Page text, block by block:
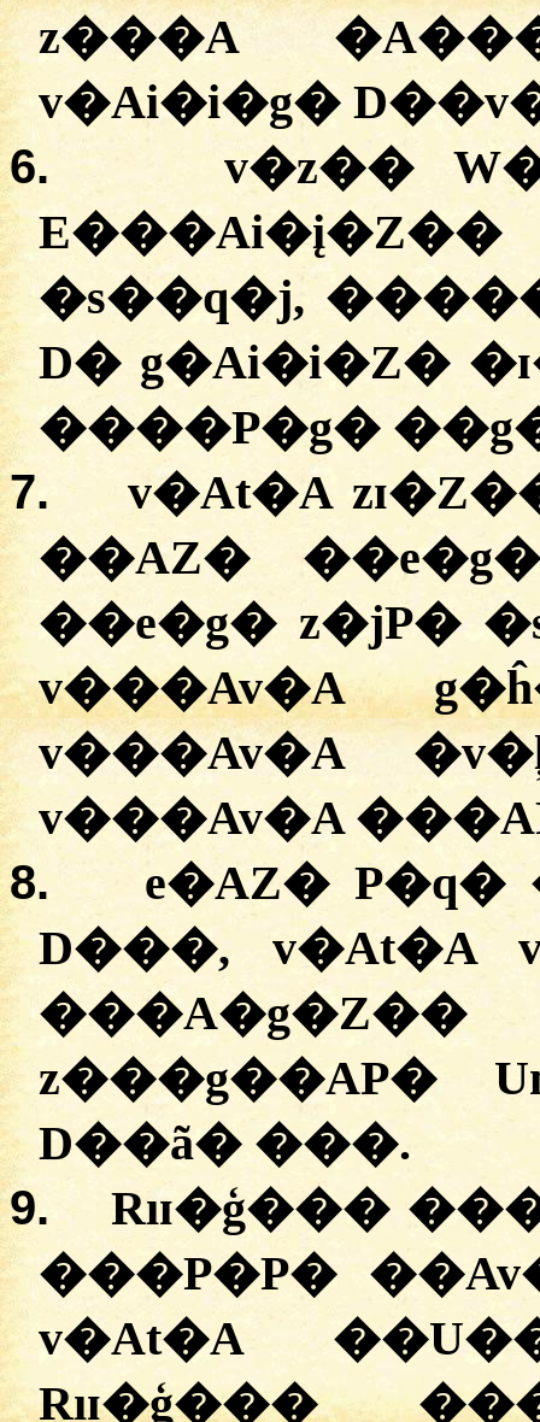
z���A
v�Ai�i�g�
6.
v�z��
�s��q�j,
D� g�Ai�i�Z�
����P�g�
7.
v�At�A
��AZ�
��e�g� z�jP�
v���Av�A
v���Av�A
v���Av�A
8.
e�AZ�
D���,
z���g��AP�
D��ã� ���.
9.
Rıɪ�ģ���
���P�P�
v�At�A
Rıɪ�ģ���